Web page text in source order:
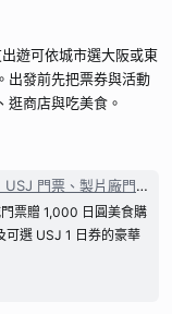
遊可依城市選大阪或東
出發前先把票券與活動
逛商店與吃美食。
與關西樂享周遊券 - 櫻佑旅遊
票贈 1,000 日圓美食購
可選 USJ 1 日券的豪華